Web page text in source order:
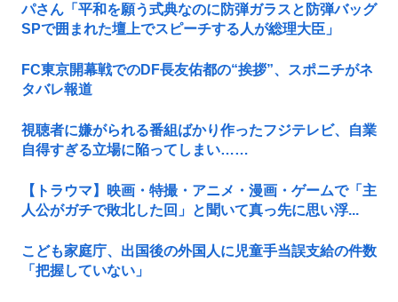
パさん「平和を願う式典なのに防弾ガラスと防弾バッグ
SPで囲まれた壇上でスピーチする人が総理大臣」
FC東京開幕戦でのDF長友佑都の“挨拶”、スポニチがネ
タバレ報道
視聴者に嫌がられる番組ばかり作ったフジテレビ、自業
自得すぎる立場に陥ってしまい……
【トラウマ】映画・特撮・アニメ・漫画・ゲームで「主
人公がガチで敗北した回」と聞いて真っ先に思い浮...
こども家庭庁、出国後の外国人に児童手当誤支給の件数
「把握していない」